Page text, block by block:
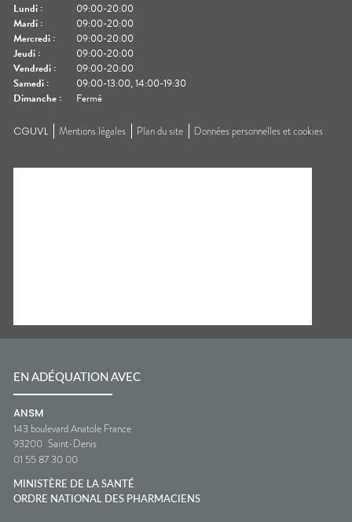
Lundi :
09:00-20:00
Mardi :
09:00-20:00
Mercredi :
09:00-20:00
Jeudi :
09:00-20:00
Vendredi :
09:00-20:00
Samedi :
09:00-13:00, 14:00-19:30
Dimanche : Fermé
CGUVL Mentions légales Plan du site Données personnelles et cookies
EN ADÉQUATION AVEC
ANSM
143 boulevard Anatole France
93200 Saint-Denis
01 55 87 30 00
MINISTÈRE DE LA SANTÉ
ORDRE NATIONAL DES PHARMACIENS